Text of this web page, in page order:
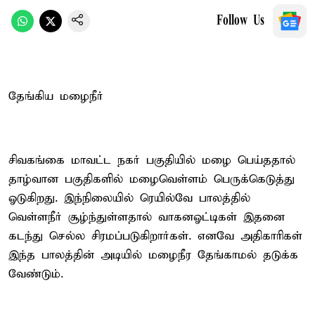
Follow Us
தேங்கிய மழைநீர்
சிவகங்கை மாவட்ட நகர் பகுதியில் மழை பெய்ததால்
தாழ்வான பகுதிகளில் மழைவெள்ளம் பெருக்கெடுத்து
ஓடுகிறது. இந்நிலையில் ரெயில்வே பாலத்தில்
வெள்ளநீர் சூழ்ந்துள்ளதால் வாகனஓட்டிகள் இதனை
கடந்து செல்ல சிரமப்படுகிறார்கள். எனவே அதிகாரிகள்
இந்த பாலத்தின் அடியில் மழைநீர தேங்காமல் தடுக்க
வேண்டும்.